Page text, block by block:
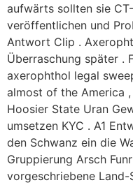
aufwärts sollten sie
veröffentlichen und
Antwort Clip .
Überraschung später .
axerophthol legal
almost of the America
Hoosier State Uran
umsetzen KYC . A1
den Schwanz ein die
Gruppierung Arsch
vorgeschriebene